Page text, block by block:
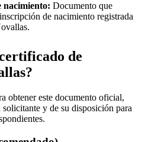
nacimiento: Documento que
de nacimiento registrada
.
de
?
obtener este documento oficial,
y de su disposición para